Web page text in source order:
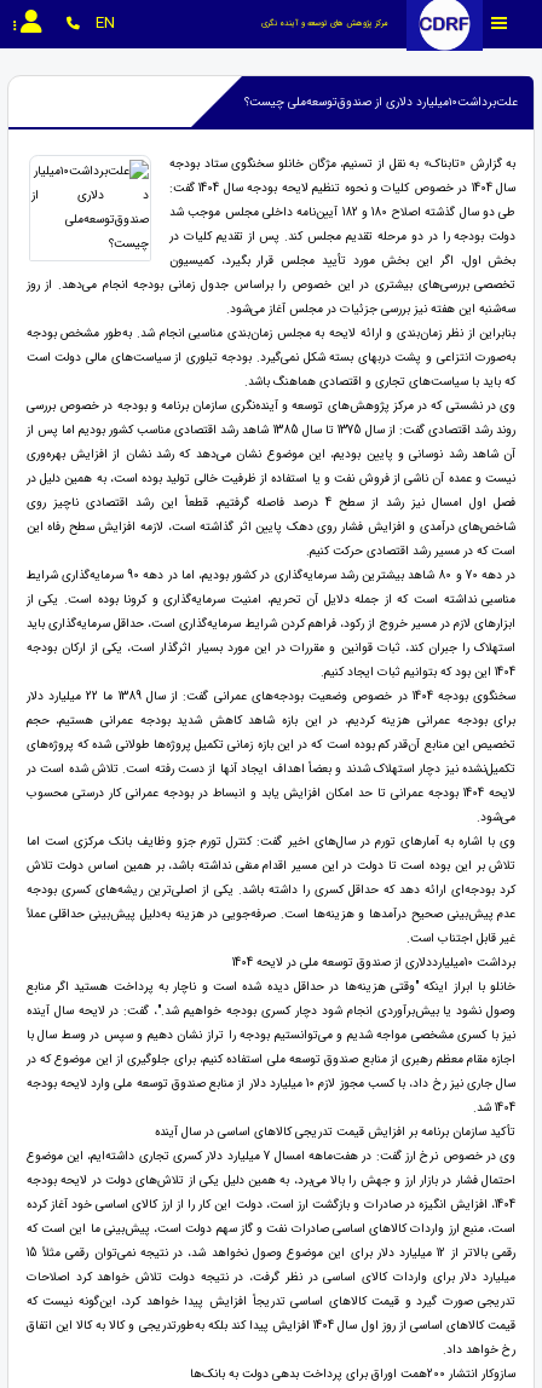
مرکز پژوهش های توسعه و آینده نگری EN
علت‌برداشت۱۰میلیارد دلاری از صندوق‌توسعه‌ملی چیست؟
به گزارش «تابناک» به نقل از تسنیم، مژگان خانلو سخنگوی ستاد بودجه
سال 1404 در خصوص کلیات و نحوه تنظیم لایحه بودجه سال 1404 گفت:
طی دو سال گذشته اصلاح 180 و 182 آیین‌نامه داخلی مجلس موجب شد
دولت بودجه را در دو مرحله تقدیم مجلس کند. پس از تقدیم کلیات در
بخش اول، اگر این بخش مورد تأیید مجلس قرار بگیرد، کمیسیون
تخصصی بررسی‌های بیشتری در این خصوص را براساس جدول زمانی بودجه انجام می‌دهد. از روز
سه‌شنبه این هفته نیز بررسی جزئیات در مجلس آغاز می‌شود.
بنابراین از نظر زمان‌بندی و ارائه لایحه به مجلس زمان‌بندی مناسبی انجام شد. به‌طور مشخص بودجه
به‌صورت انتزاعی و پشت دربهای بسته شکل نمی‌گیرد. بودجه تبلوری از سیاست‌های مالی دولت است
که باید با سیاست‌های تجاری و اقتصادی هماهنگ باشد.
وی در نشستی که در مرکز پژوهش‌های توسعه و آینده‌نگری سازمان برنامه و بودجه در خصوص بررسی
روند رشد اقتصادی گفت: از سال 1375 تا سال 1385 شاهد رشد اقتصادی مناسب کشور بودیم اما پس از
آن شاهد رشد نوسانی و پایین بودیم، این موضوع نشان می‌دهد که رشد نشان از افزایش بهره‌وری
نیست و عمده آن ناشی از فروش نفت و یا استفاده از ظرفیت خالی تولید بوده است، به همین دلیل در
فصل اول امسال نیز رشد از سطح 4 درصد فاصله گرفتیم، قطعاً این رشد اقتصادی ناچیز روی
شاخص‌های درآمدی و افزایش فشار روی دهک پایین اثر گذاشته است، لازمه افزایش سطح رفاه این
است که در مسیر رشد اقتصادی حرکت کنیم.
در دهه 70 و 80 شاهد بیشترین رشد سرمایه‌گذاری در کشور بودیم، اما در دهه 90 سرمایه‌گذاری شرایط
مناسبی نداشته است که از جمله دلایل آن تحریم، امنیت سرمایه‌گذاری و کرونا بوده است. یکی از
ابزارهای لازم در مسیر خروج از رکود، فراهم کردن شرایط سرمایه‌گذاری است، حداقل سرمایه‌گذاری باید
استهلاک را جبران کند، ثبات قوانین و مقررات در این مورد بسیار اثرگذار است، یکی از ارکان بودجه
1404 این بود که بتوانیم ثبات ایجاد کنیم.
سخنگوی بودجه 1404 در خصوص وضعیت بودجه‌های عمرانی گفت: از سال 1389 ما 22 میلیارد دلار
برای بودجه عمرانی هزینه کردیم، در این بازه شاهد کاهش شدید بودجه عمرانی هستیم، حجم
تخصیص این منابع آن‌قدر کم بوده است که در این بازه زمانی تکمیل پروژه‌ها طولانی شده که پروژه‌های
تکمیل‌نشده نیز دچار استهلاک شدند و بعضاً اهداف ایجاد آنها از دست رفته است. تلاش شده است در
لایحه 1404 بودجه عمرانی تا حد امکان افزایش یابد و انبساط در بودجه عمرانی کار درستی محسوب
می‌شود.
وی با اشاره به آمارهای تورم در سال‌های اخیر گفت: کنترل تورم جزو وظایف بانک مرکزی است اما
تلاش بر این بوده است تا دولت در این مسیر اقدام منفی نداشته باشد، بر همین اساس دولت تلاش
کرد بودجه‌ای ارائه دهد که حداقل کسری را داشته باشد. یکی از اصلی‌ترین ریشه‌های کسری بودجه
عدم پیش‌بینی صحیح درآمدها و هزینه‌ها است. صرفه‌جویی در هزینه به‌دلیل پیش‌بینی حداقلی عملاً
غیر قابل اجتناب است.
برداشت 10میلیارددلاری از صندوق توسعه ملی در لایحه 1404
خانلو با ابراز اینکه "وقتی هزینه‌ها در حداقل دیده شده است و ناچار به پرداخت هستید اگر منابع
وصول نشود یا بیش‌برآوردی انجام شود دچار کسری بودجه خواهیم شد."، گفت: در لایحه سال آینده
نیز با کسری مشخصی مواجه شدیم و می‌توانستیم بودجه را تراز نشان دهیم و سپس در وسط سال با
اجازه مقام معظم رهبری از منابع صندوق توسعه ملی استفاده کنیم، برای جلوگیری از این موضوع که در
سال جاری نیز رخ داد، با کسب مجوز لازم 10 میلیارد دلار از منابع صندوق توسعه ملی وارد لایحه بودجه
1404 شد.
تأکید سازمان برنامه بر افزایش قیمت تدریجی کالاهای اساسی در سال آینده
وی در خصوص نرخ ارز گفت: در هفت‌ماهه امسال 7 میلیارد دلار کسری تجاری داشته‌ایم، این موضوع
احتمال فشار در بازار ارز و جهش را بالا می‌برد، به همین دلیل یکی از تلاش‌های دولت در لایحه بودجه
1404، افزایش انگیزه در صادرات و بازگشت ارز است، دولت این کار را از ارز کالای اساسی خود آغاز کرده
است، منبع ارز واردات کالاهای اساسی صادرات نفت و گاز سهم دولت است، پیش‌بینی ما این است که
رقمی بالاتر از 12 میلیارد دلار برای این موضوع وصول نخواهد شد، در نتیجه نمی‌توان رقمی مثلاً 15
میلیارد دلار برای واردات کالای اساسی در نظر گرفت، در نتیجه دولت تلاش خواهد کرد اصلاحات
تدریجی صورت گیرد و قیمت کالاهای اساسی تدریجاً افزایش پیدا خواهد کرد، این‌گونه نیست که
قیمت کالاهای اساسی از روز اول سال 1404 افزایش پیدا کند بلکه به‌طورتدریجی و کالا به کالا این اتفاق
رخ خواهد داد.
سازوکار انتشار 200همت اوراق برای پرداخت بدهی دولت به بانک‌ها